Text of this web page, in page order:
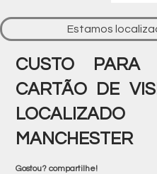
Estamos
CUSTO PARA
CARTÃO DE
MANCHESTER
Gostou? compartilhe!